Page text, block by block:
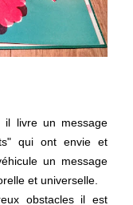
il livre un message
qui ont envie et
un message
et universelle.
obstacles il est